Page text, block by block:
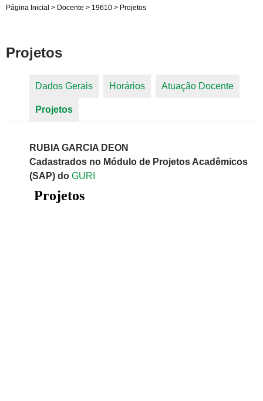
Página Inicial > Docente > 19610 > Projetos
Projetos
Dados Gerais Horários Atuação Docente
Projetos
RUBIA GARCIA DEON
Cadastrados no Módulo de Projetos Acadêmicos
(SAP) do GURI